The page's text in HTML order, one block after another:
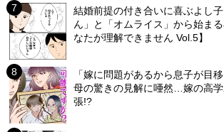
結婚前提の付き合いに喜ぶよし
ん」と「オムライス」から始ま
なたが理解できません Vol.5】
「嫁に問題があるから息子が目
母の驚きの見解に唖然…嫁の高
張!?